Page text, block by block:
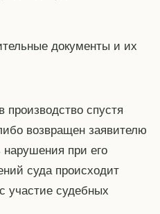
документы и их
спустя
возвращен заявителю
при его
суда происходит
участие судебных